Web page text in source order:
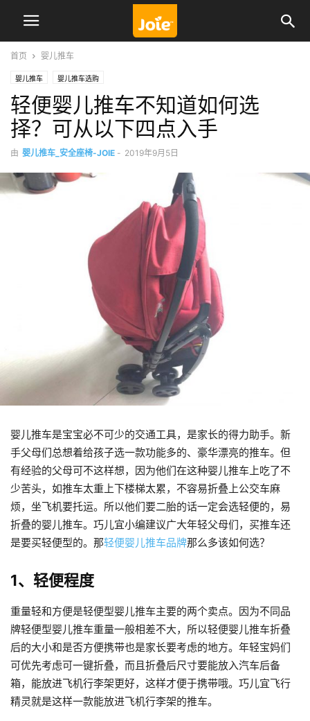
首页 婴儿推车
婴儿推车 婴儿推车选购
轻便婴儿推车不知道如何选
择？可从以下四点入手
由 婴儿推车_安全座椅-JOIE - 2019年9月5日
婴儿推车是宝宝必不可少的交通工具，是家长的得力助手。新
手父母们总想着给孩子选一款功能多的、豪华漂亮的推车。但
有经验的父母可不这样想，因为他们在这种婴儿推车上吃了不
少苦头，如推车太重上下楼梯太累，不容易折叠上公交车麻
烦，坐飞机要托运。所以他们要二胎的话一定会选轻便的，易
折叠的婴儿推车。巧儿宜小编建议广大年轻父母们，买推车还
是要买轻便型的。那轻便婴儿推车品牌那么多该如何选？
1、轻便程度
重量轻和方便是轻便型婴儿推车主要的两个卖点。因为不同品
牌轻便型婴儿推车重量一般相差不大，所以轻便婴儿推车折叠
后的大小和是否方便携带也是家长要考虑的地方。年轻宝妈们
可优先考虑可一键折叠，而且折叠后尺寸要能放入汽车后备
箱，能放进飞机行李架更好，这样才便于携带哦。巧儿宜飞行
精灵就是这样一款能放进飞机行李架的推车。